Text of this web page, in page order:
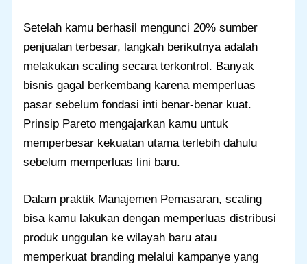
Setelah kamu berhasil mengunci 20% sumber
penjualan terbesar, langkah berikutnya adalah
melakukan scaling secara terkontrol. Banyak
bisnis gagal berkembang karena memperluas
pasar sebelum fondasi inti benar-benar kuat.
Prinsip Pareto mengajarkan kamu untuk
memperbesar kekuatan utama terlebih dahulu
sebelum memperluas lini baru.
Dalam praktik Manajemen Pemasaran, scaling
bisa kamu lakukan dengan memperluas distribusi
produk unggulan ke wilayah baru atau
memperkuat branding melalui kampanye yang